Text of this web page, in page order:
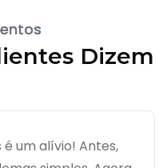
Dizem
um alívio! Antes,